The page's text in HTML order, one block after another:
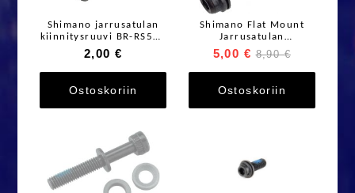
Shimano jarrusatulan
kiinnitysruuvi BR-RS505
Type B
2,00 €
Ostoskoriin
Shimano Flat Mount
Jarrusatulan
kiinnitysruuvi
5,00 € 8,90 €
Ostoskoriin